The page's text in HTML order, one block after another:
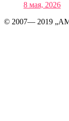
8 мая, 2026
© 2007— 2019